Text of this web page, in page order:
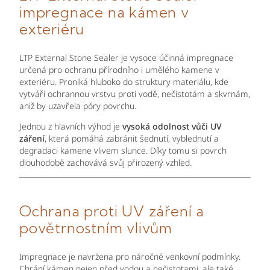
impregnace na kámen v
exteriéru
LTP External Stone Sealer je vysoce účinná impregnace
určená pro ochranu přírodního i umělého kamene v
exteriéru. Proniká hluboko do struktury materiálu, kde
vytváří ochrannou vrstvu proti vodě, nečistotám a skvrnám,
aniž by uzavřela póry povrchu.
Jednou z hlavních výhod je vysoká odolnost vůči UV
záření, která pomáhá zabránit šednutí, vyblednutí a
degradaci kamene vlivem slunce. Díky tomu si povrch
dlouhodobě zachovává svůj přirozený vzhled.
Ochrana proti UV záření a
povětrnostním vlivům
Impregnace je navržena pro náročné venkovní podmínky.